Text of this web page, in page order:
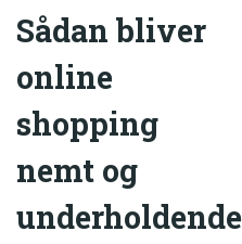
Sådan bliver
online
shopping
nemt og
underholdende